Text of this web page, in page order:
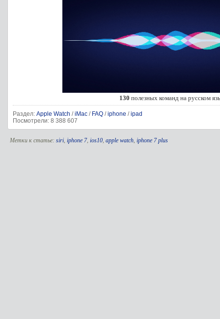
130 полезных команд на русском
Раздел: Apple Watch /iMac / FAQ /iphone /ipad
Посмотрели: 8 388 607
Метки к статье: siri, iphone 7, ios10, apple watch, iphone 7 plus